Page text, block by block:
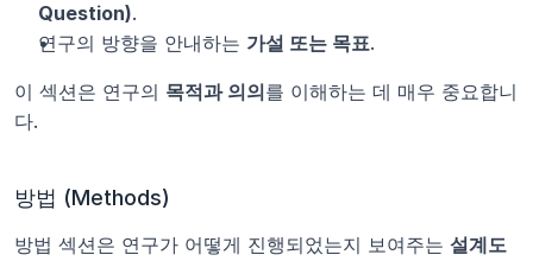
Question).
연구의 방향을 안내하는 가설 또는 목표.
이 섹션은 연구의 목적과 의의를 이해하는 데 매우 중요합니
다.
방법 (Methods)
방법 섹션은 연구가 어떻게 진행되었는지 보여주는 설계도